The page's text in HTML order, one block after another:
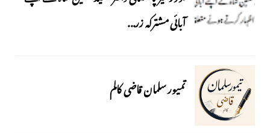
آبائی مشترکہ زر...
تمیور سلمان قاضی کالم